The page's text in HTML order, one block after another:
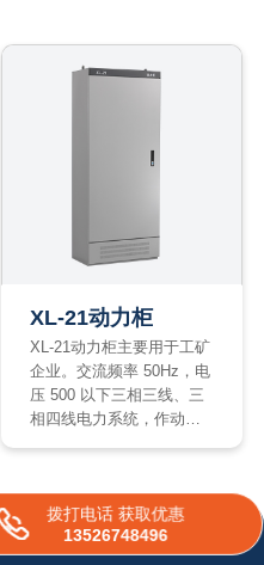
XL-21动力柜
XL-21动力柜主要用于工矿
企业。交流频率 50Hz，电
压 500 以下三相三线、三
相四线电力系统，作动力
拨打电话 获取优惠
13526748496